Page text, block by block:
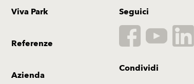
Viva Park
Referenze
Azienda
Seguici
Condividi